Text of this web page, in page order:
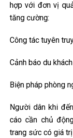
hợp với đơn vị
tăng cường:
Công tác tuyên
Cảnh báo du khách
Biện pháp phòng
Người dân khi
cáo cần chủ
trang sức có giá